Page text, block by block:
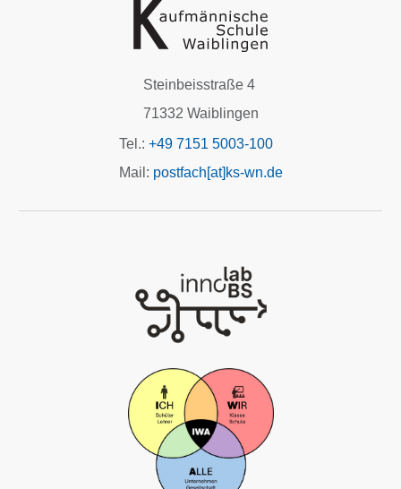
Steinbeisstraße 4
71332 Waiblingen
Tel.: +49 7151 5003-100
Mail: postfach[at]ks-wn.de